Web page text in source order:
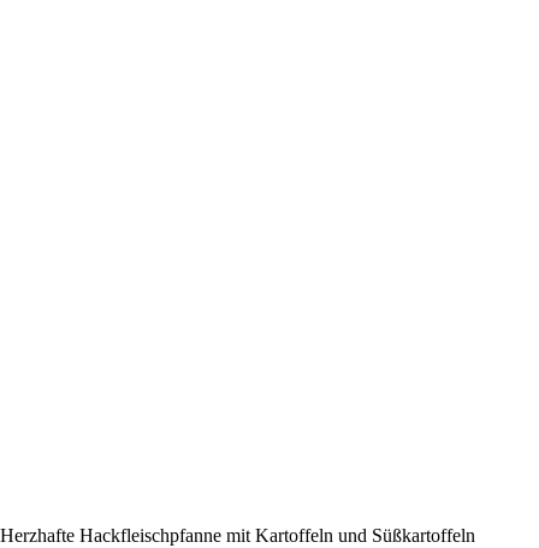
Herzhafte Hackfleischpfanne mit Kartoffeln und Süßkartoffeln